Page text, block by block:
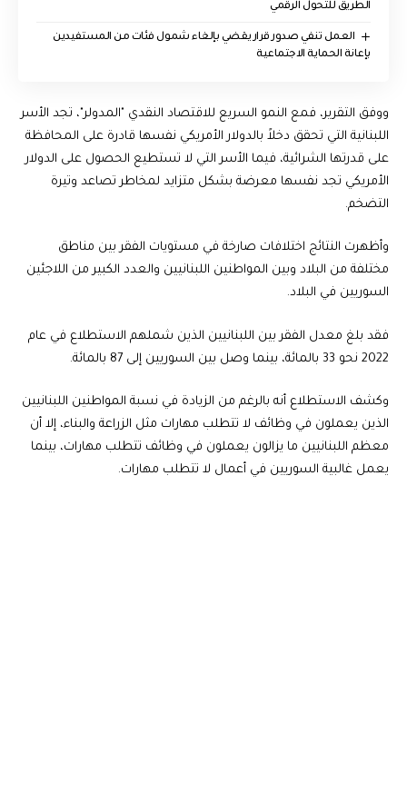
الطريق للتحول الرقمي
العمل تنفي صدور قرار يقضي بإلغاء شمول فئات من المستفيدين
بإعانة الحماية الاجتماعية
ووفق التقرير، فمع النمو السريع للاقتصاد النقدي "المدولر"، تجد الأسر
اللبنانية التي تحقق دخلاً بالدولار الأمريكي نفسها قادرة على المحافظة
على قدرتها الشرائية، فيما الأسر التي لا تستطيع الحصول على الدولار
الأمريكي تجد نفسها معرضة بشكل متزايد لمخاطر تصاعد وتيرة
التضخم.
وأظهرت النتائج اختلافات صارخة في مستويات الفقر بين مناطق
مختلفة من البلاد وبين المواطنين اللبنانيين والعدد الكبير من اللاجئين
السوريين في البلاد.
فقد بلغ معدل الفقر بين اللبنانيين الذين شملهم الاستطلاع في عام
2022 نحو 33 بالمائة، بينما وصل بين السوريين إلى 87 بالمائة.
وكشف الاستطلاع أنه بالرغم من الزيادة في نسبة المواطنين اللبنانيين
الذين يعملون في وظائف لا تتطلب مهارات مثل الزراعة والبناء، إلا أن
معظم اللبنانيين ما يزالون يعملون في وظائف تتطلب مهارات، بينما
يعمل غالبية السوريين في أعمال لا تتطلب مهارات.